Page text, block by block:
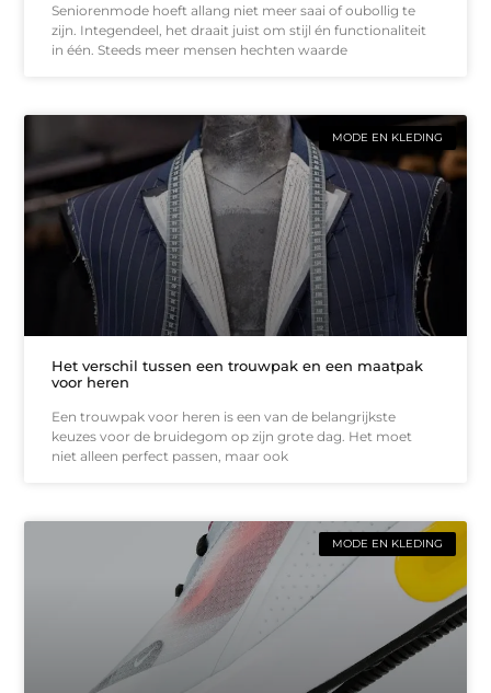
Seniorenmode hoeft allang niet meer saai of oubollig te
zijn. Integendeel, het draait juist om stijl én functionaliteit
in één. Steeds meer mensen hechten waarde
MODE EN KLEDING
Het verschil tussen een trouwpak en een maatpak
voor heren
Een trouwpak voor heren is een van de belangrijkste
keuzes voor de bruidegom op zijn grote dag. Het moet
niet alleen perfect passen, maar ook
MODE EN KLEDING